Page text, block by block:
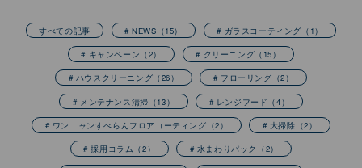
すべての記事 # NEWS （15） # ガラスコーティング （1）
# キャンペーン （2） # クリーニング （15）
# ハウスクリーニング （26） # フローリング （2）
# メンテナンス清掃 （13） # レンジフード （4）
# ワンニャンすべらんフロアコーティング （2） # 大掃除 （2）
# 採用コラム （2） # 水まわりパック （2）